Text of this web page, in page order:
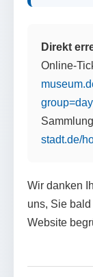
Direkt
Online-
stadt.de/
Wir danken
uns, Sie
Website